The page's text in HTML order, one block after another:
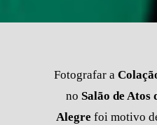
Fotografar a
no Salão de Atos
Alegre foi motivo